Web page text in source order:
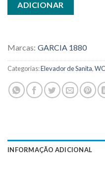
ADICIONAR
Marcas: GARCIA 1880
Categorias:Elevador de Sanita,WC
INFORMAÇÃO ADICIONAL